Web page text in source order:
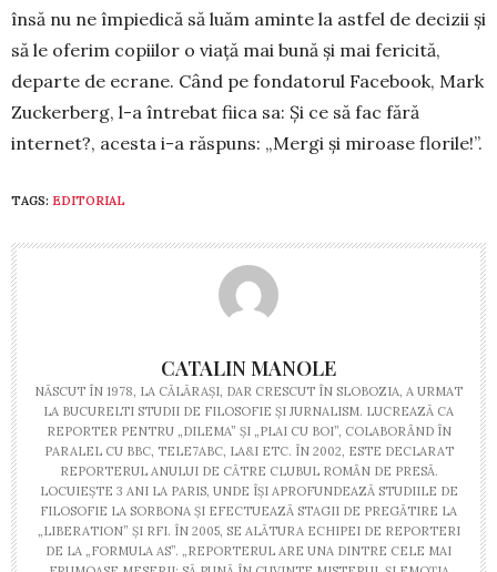
însă nu ne împiedică să luăm aminte la astfel de decizii și
să le oferim copiilor o viață mai bună și mai fericită,
departe de ecrane. Când pe fondatorul Facebook, Mark
Zuckerberg, l-a întrebat fiica sa: Și ce să fac fără
internet?, acesta i-a răspuns: „Mergi și miroase florile!”.
TAGS: EDITORIAL
CATALIN MANOLE
NĂSCUT ÎN 1978, LA CĂLĂRAȘI, DAR CRESCUT ÎN SLOBOZIA, A URMAT
LA BUCURELTI STUDII DE FILOSOFIE ȘI JURNALISM. LUCREAZĂ CA
REPORTER PENTRU „DILEMA” ȘI „PLAI CU BOI”, COLABORÂND ÎN
PARALEL CU BBC, TELE7ABC, LA&I ETC. ÎN 2002, ESTE DECLARAT
REPORTERUL ANULUI DE CĂTRE CLUBUL ROMÂN DE PRESĂ.
LOCUIEȘTE 3 ANI LA PARIS, UNDE ÎȘI APROFUNDEAZĂ STUDIILE DE
FILOSOFIE LA SORBONA ȘI EFECTUEAZĂ STAGII DE PREGĂTIRE LA
„LIBERATION” ȘI RFI. ÎN 2005, SE ALĂTURA ECHIPEI DE REPORTERI
DE LA „FORMULA AS”. „REPORTERUL ARE UNA DINTRE CELE MAI